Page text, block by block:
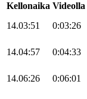
Kellonaika Videolla
14.03:51
0:03:26
14.04:57 0:04:33
14.06:26 0:06:01